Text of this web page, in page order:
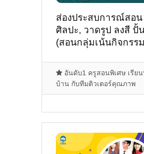
ส่องประสบการณ์สอน
ศิลปะ, วาดรูป ลงสี ปั้
(สอนกลุ่มเน้นกิจกรรม
ของติวเตอร์ ครูพี่ดรีม
ลิณี. สิงห์จารย์ @พระ
อันดับ1 ครูสอนพิเศษ เรีย
บ้าน กับทีมติวเตอร์คุณภาพ